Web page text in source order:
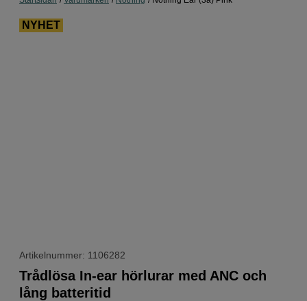
NYHET
Artikelnummer: 1106282
Trådlösa In-ear hörlurar med ANC och
lång batteritid